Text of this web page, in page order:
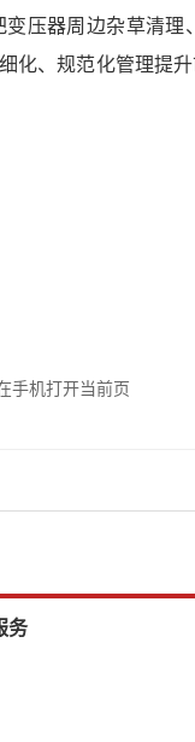
压器周边杂草清
、规范化管理提
手机打开当前页
务